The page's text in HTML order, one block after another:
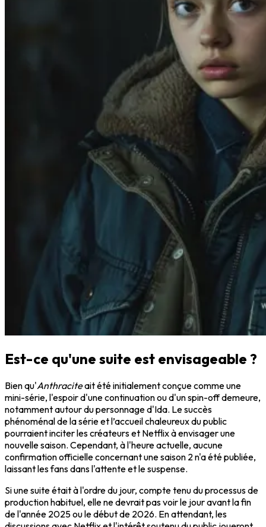
Est-ce qu'une suite est envisageable ?
Bien qu'Anthraciteait été initialement conçue comme une
mini-série, l'espoir d'une continuation ou d'un spin-off demeure,
notamment autour du personnage d'Ida. Le succès
phénoménal de la série et l’accueil chaleureux du public
pourraient inciter les créateurs et Netflix à envisager une
nouvelle saison. Cependant, à l'heure actuelle, aucune
confirmation officielle concernant une saison 2 n'a été publiée,
laissant les fans dans l'attente et le suspense.
Si une suite était à l'ordre du jour, compte tenu du processus de
production habituel, elle ne devrait pas voir le jour avant la fin
de l'année 2025 ou le début de 2026. En attendant, les